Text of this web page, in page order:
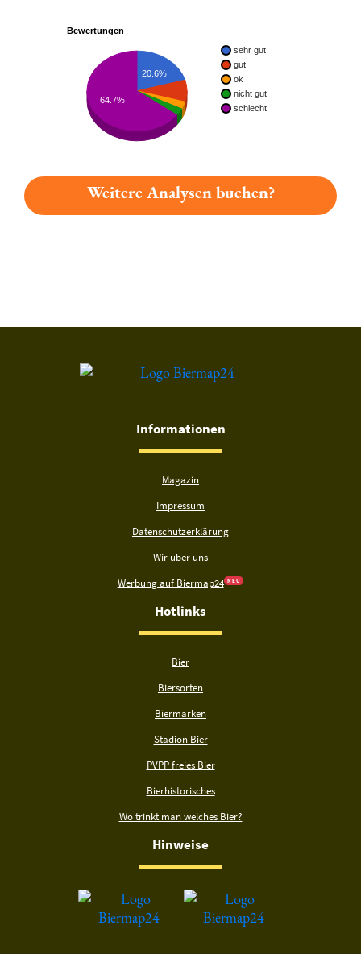
Bewertungen
sehr gut
gut
ok
nicht gut
schlecht
20.6%
64.7%
Weitere Analysen buchen?
Informationen
Magazin
Impressum
Datenschutzerklärung
Wir über uns
Werbung auf Biermap24 N E U
Hotlinks
Bier
Biersorten
Biermarken
Stadion Bier
PVPP freies Bier
Bierhistorisches
Wo trinkt man welches Bier?
Hinweise